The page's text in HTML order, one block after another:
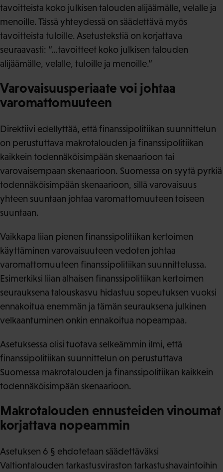
tavoitteista koko julkisen talouden alijäämälle, velalle ja
menoille. Tässä yhteydessä on säädettävä myös
tavoitteista tuloille. Asetustekstiä on korjattava
seuraavasti: ”…tavoitteet koko julkisen talouden
alijäämälle, velalle, tuloille ja menoille.”
Varovaisuusperiaate voi johtaa
varomattomuuteen
Direktiivi edellyttää, että finanssipolitiikan suunnittelun
on perustuttava makrotalouden ja finanssipolitiikan
kaikkein todennäköisimpään skenaarioon tai
varovaisempaan skenaarioon. Suomessa on syytä pyrkiä
todennäköisimpään skenaarioon, sillä varovaisuus
yhteen suuntaan johtaa varomattomuuteen toiseen
suuntaan.
Vaikkapa liian pienen finanssipolitiikan kertoimen
käyttäminen varovaisuuteen vedoten johtaa
varomattomuuteen finanssipolitiikan suunnittelussa.
Esimerkiksi liian alhaisen finanssipolitiikan kertoimen
seurauksena talouskasvu hidastuu sopeutuksen vuoksi
ennakoitua enemmän ja tämän seurauksena julkinen
velkaantuminen onkin ennakoitua nopeampaa.
Asetuksessa olisi tuotava selkeämmin ilmi, että
finanssipolitiikan suunnittelun on perustuttava
Suomessa makrotalouden ja finanssipolitiikan kaikkein
todennäköisimpään skenaarioon.
Makrotalouden ennusteiden vinoumat
korjattava nopeammin
Asetuksen 6 § ehdotetaan säädettäväksi
Valtiontalouden tarkastusviraston tarkastushavaintoihin